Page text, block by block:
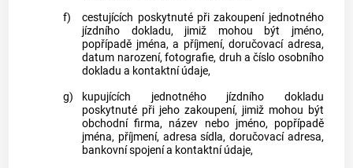
f)
cestujících poskytnuté při zakoupení jednotného
jízdního dokladu, jimiž mohou být jméno,
popřípadě jména, a příjmení, doručovací adresa,
datum narození, fotografie, druh a číslo osobního
dokladu a kontaktní údaje,
g)
kupujících jednotného jízdního dokladu
poskytnuté při jeho zakoupení, jimiž mohou být
obchodní firma, název nebo jméno, popřípadě
jména, příjmení, adresa sídla, doručovací adresa,
bankovní spojení a kontaktní údaje,